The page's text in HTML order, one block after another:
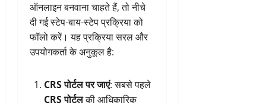
ऑनलाइन बनवाना चाहते हैं, तो नीचे
दी गई स्टेप-बाय-स्टेप प्रक्रिया को
फॉलो करें। यह प्रक्रिया सरल और
उपयोगकर्ता के अनुकूल है:
CRS पोर्टल पर जाएं: सबसे पहले
CRS पोर्टलकी आधिकारिक